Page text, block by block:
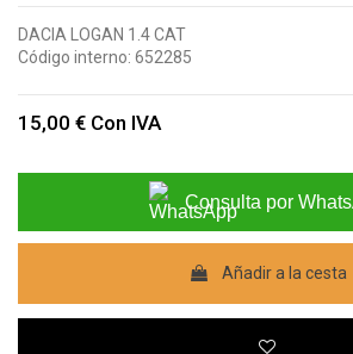
DACIA LOGAN 1.4 CAT
Código interno: 652285
15,00 € Con IVA
Consulta por
Añadir a la cesta